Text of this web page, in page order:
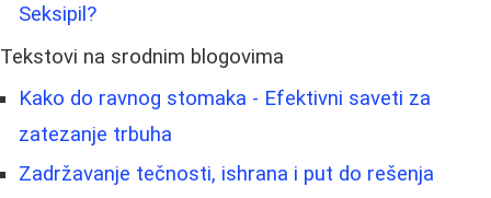
Seksipil?
Tekstovi na srodnim blogovima
Kako do ravnog stomaka - Efektivni saveti za
zatezanje trbuha
Zadržavanje tečnosti, ishrana i put do rešenja